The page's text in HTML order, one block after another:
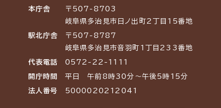
本庁舎
〒507-8703
岐阜県多治見市日ノ出町2丁目15番地
駅北庁舎
〒507-8787
岐阜県多治見市音羽町1丁目233番地
代表電話 0572-22-1111
開庁時間 平日 午前8時30分～午後5時15分
法人番号 5000020212041